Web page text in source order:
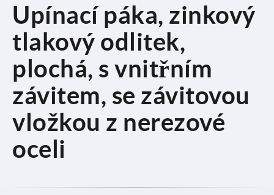
Upínací páka, zinkový
tlakový odlitek,
plochá, s vnitřním
závitem, se závitovou
vložkou z nerezové
oceli